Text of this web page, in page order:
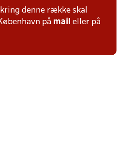
denne række skal
på mail eller på